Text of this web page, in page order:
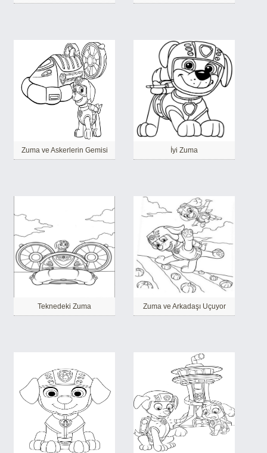
Zuma ve Askerlerin Gemisi İyi Zuma
Teknedeki Zuma Zuma ve Arkadaşı Uçuyor